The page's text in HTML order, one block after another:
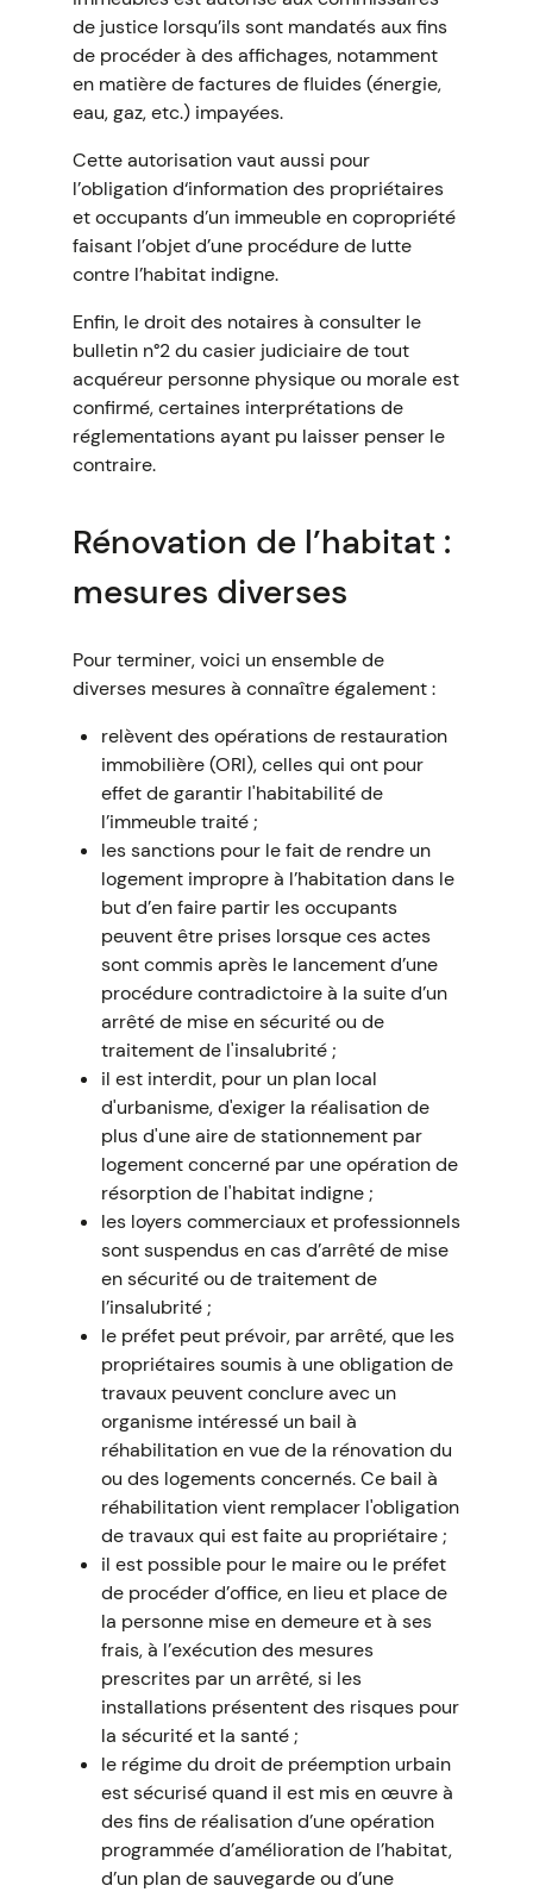
de justice lorsqu’ils sont mandatés aux fins
de procéder à des affichages, notamment
en matière de factures de fluides (énergie,
eau, gaz, etc.) impayées.
Cette autorisation vaut aussi pour
l’obligation d‘information des propriétaires
et occupants d’un immeuble en copropriété
faisant l’objet d’une procédure de lutte
contre l’habitat indigne.
Enfin, le droit des notaires à consulter le
bulletin n°2 du casier judiciaire de tout
acquéreur personne physique ou morale est
confirmé, certaines interprétations de
réglementations ayant pu laisser penser le
contraire.
Rénovation de l’habitat :
mesures diverses
Pour terminer, voici un ensemble de
diverses mesures à connaître également :
relèvent des opérations de restauration
immobilière (ORI), celles qui ont pour
effet de garantir l'habitabilité de
l’immeuble traité ;
les sanctions pour le fait de rendre un
logement impropre à l’habitation dans le
but d’en faire partir les occupants
peuvent être prises lorsque ces actes
sont commis après le lancement d’une
procédure contradictoire à la suite d’un
arrêté de mise en sécurité ou de
traitement de l'insalubrité ;
il est interdit, pour un plan local
d'urbanisme, d'exiger la réalisation de
plus d'une aire de stationnement par
logement concerné par une opération de
résorption de l'habitat indigne ;
les loyers commerciaux et professionnels
sont suspendus en cas d’arrêté de mise
en sécurité ou de traitement de
l’insalubrité ;
le préfet peut prévoir, par arrêté, que les
propriétaires soumis à une obligation de
travaux peuvent conclure avec un
organisme intéressé un bail à
réhabilitation en vue de la rénovation du
ou des logements concernés. Ce bail à
réhabilitation vient remplacer l'obligation
de travaux qui est faite au propriétaire ;
il est possible pour le maire ou le préfet
de procéder d’office, en lieu et place de
la personne mise en demeure et à ses
frais, à l’exécution des mesures
prescrites par un arrêté, si les
installations présentent des risques pour
la sécurité et la santé ;
le régime du droit de préemption urbain
est sécurisé quand il est mis en œuvre à
des fins de réalisation d’une opération
programmée d’amélioration de l’habitat,
d’un plan de sauvegarde ou d’une